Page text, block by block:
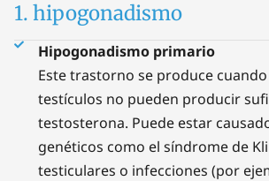
1. hipogonadismo
Hipogonadismo primario
Este trastorno se produce
testículos no pueden producir
testosterona. Puede estar
genéticos como el síndrome de
testiculares o infecciones (por